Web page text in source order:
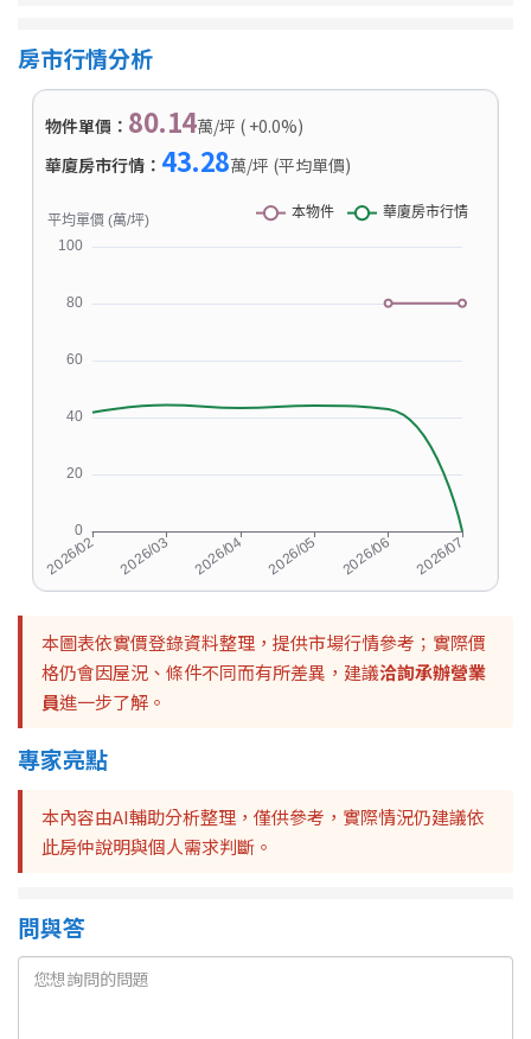
房市行情分析
物件單價： 80.14萬/坪 ( +0.0%)
華廈房市行情： 43.28萬/坪 (平均單價)
本圖表依實價登錄資料整理，提供市場行情參考；實際價
格仍會因屋況、條件不同而有所差異，建議洽詢承辦營業
員進一步了解。
專家亮點
本內容由AI輔助分析整理，僅供參考，實際情況仍建議依
此房仲說明與個人需求判斷。
問與答